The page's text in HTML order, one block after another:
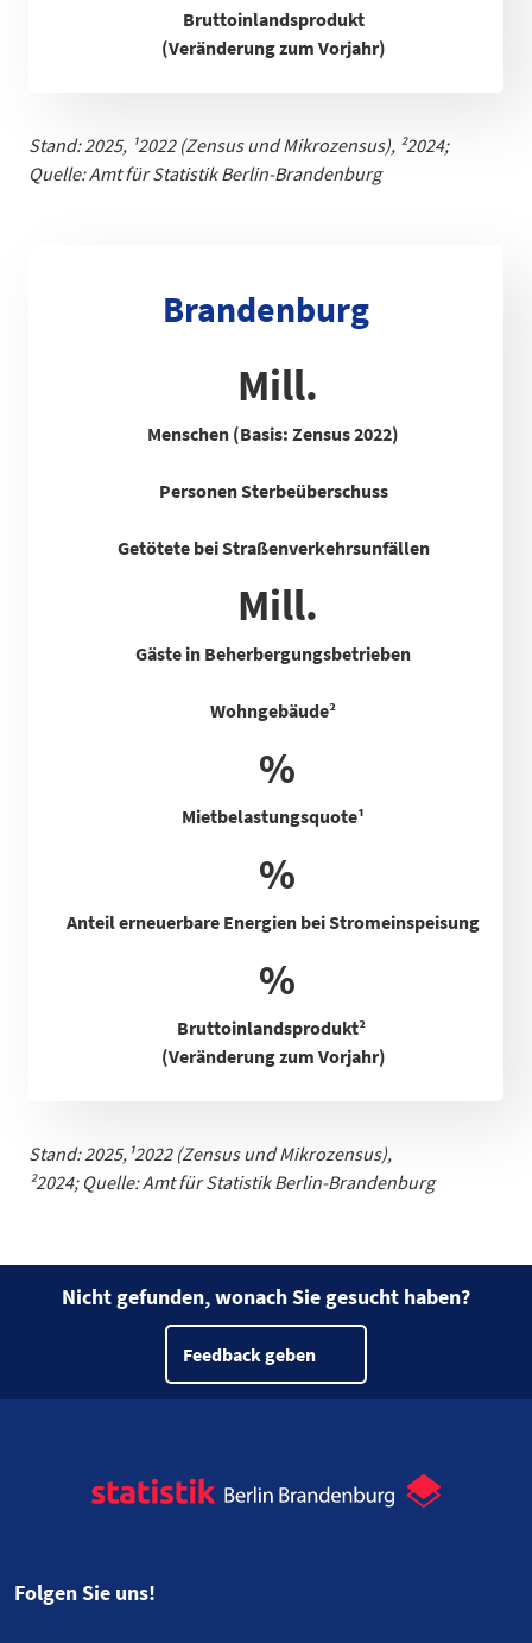
Bruttoinlandsprodukt
(Veränderung zum Vorjahr)
Stand: 2025, ¹2022 (Zensus und Mikrozensus), ²2024;
Quelle: Amt für Statistik Berlin-Brandenburg
Brandenburg
Mill.
Menschen (Basis: Zensus 2022)
Personen Sterbeüberschuss
Getötete bei Straßenverkehrsunfällen
Mill.
Gäste in Beherbergungsbetrieben
Wohngebäude²
%
Mietbelastungsquote¹
%
Anteil erneuerbare Energien bei Stromeinspeisung
%
Bruttoinlandsprodukt²
(Veränderung zum Vorjahr)
Stand: 2025, ¹2022 (Zensus und Mikrozensus),
²2024; Quelle: Amt für Statistik Berlin-Brandenburg
Nicht gefunden, wonach Sie gesucht haben?
Feedback geben
Folgen Sie uns!